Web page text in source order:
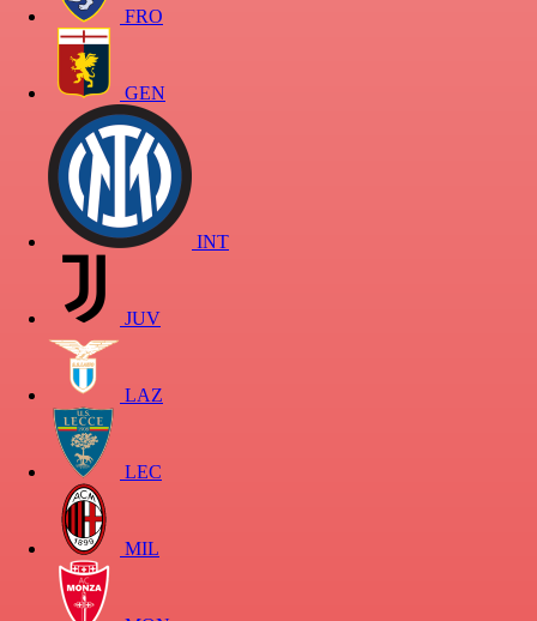
FRO
GEN
INT
JUV
LAZ
LEC
MIL